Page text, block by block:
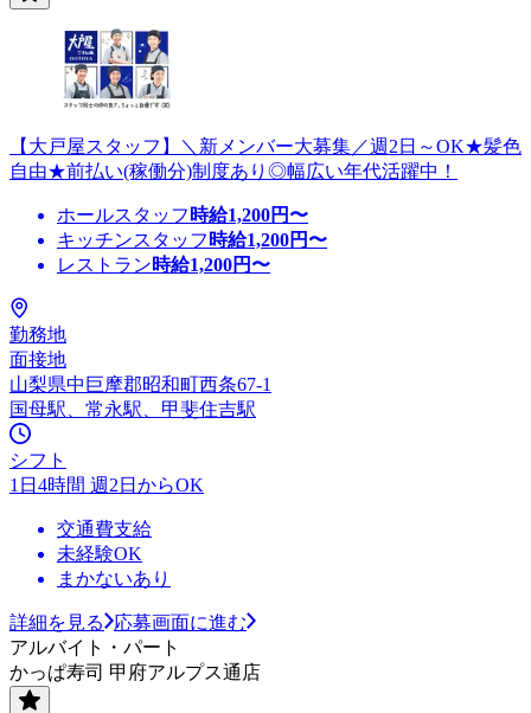
【大戸屋スタッフ】＼新メンバー大募集／週2日～OK★髪色
自由★前払い(稼働分)制度あり◎幅広い年代活躍中！
ホールスタッフ 時給1,200円〜
キッチンスタッフ 時給1,200円〜
レストラン時給1,200円〜
勤務地
面接地
山梨県中巨摩郡昭和町西条67-1
国母駅、常永駅、甲斐住吉駅
シフト
1日4時間 週2日からOK
交通費支給
未経験OK
まかないあり
詳細を見る
応募画面に進む
アルバイト・パート
かっぱ寿司 甲府アルプス通店